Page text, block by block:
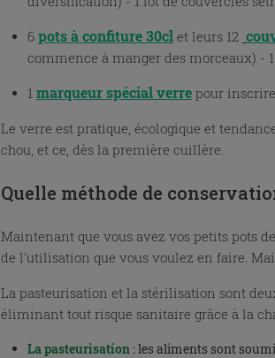
6 pots à confiture 30cl et leurs 12
commence à manger des morceaux) -
1 marqueur spécial verre pour
Le verre est pratique, écologique et
chou, et ce, dès la première cuillère.
Quelle méthode de
Maintenant que vous avez vos petits pots
de l'utilisation que vous voulez en faire.
La pasteurisation et la stérilisation sont
éliminant tout risque sanitaire grâce à la
La pasteurisation : les aliments sont